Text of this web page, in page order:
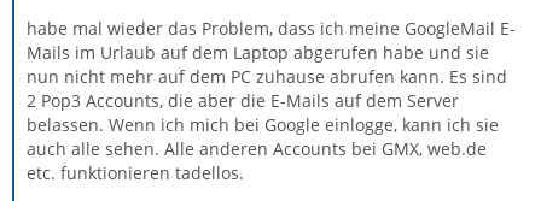
habe mal wieder das Problem, dass ich meine GoogleMail E-
Mails im Urlaub auf dem Laptop abgerufen habe und sie
nun nicht mehr auf dem PC zuhause abrufen kann. Es sind
2 Pop3 Accounts, die aber die E-Mails auf dem Server
belassen. Wenn ich mich bei Google einlogge, kann ich sie
auch alle sehen. Alle anderen Accounts bei GMX, web.de
etc. funktionieren tadellos.